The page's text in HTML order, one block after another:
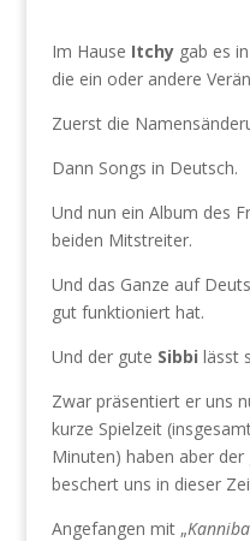
Im Hause Itchygab es in
die ein oder andere
Zuerst die
Dann Songs in Deutsch.
Und nun ein Album des
beiden Mitstreiter.
Und das Ganze auf
gut funktioniert hat.
Und der gute Sibbi lässt
Zwar präsentiert er uns
kurze Spielzeit
Minuten) haben aber der
beschert uns in dieser
Angefangen mit „